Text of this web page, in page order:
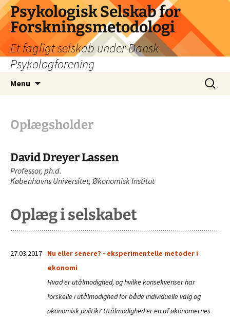
Psykologisk Selskab for
Forskningsmetodologi
Et fagligt selskab under Dansk
Psykologforening
Menu
Søg
efter:
Oplægsholder
David Dreyer Lassen
Professor, ph.d.
Københavns Universitet, Økonomisk Institut
Oplæg i selskabet
27.03.2017
Nu eller senere? - eksperimentelle metoder i
økonomi
Hvad er utålmodighed, og hvilke konsekvenser har
forskelle i utålmodighed for både individuelle valg og
økonomisk politik? Utålmodighed er en af økonomernes